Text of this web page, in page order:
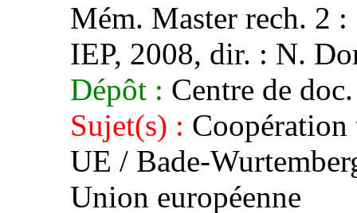
Mém. Master rech. 2
IEP, 2008, dir. : N.
Dépôt : Centre de doc.
Sujet(s) :
UE / Bade-
Union européenne